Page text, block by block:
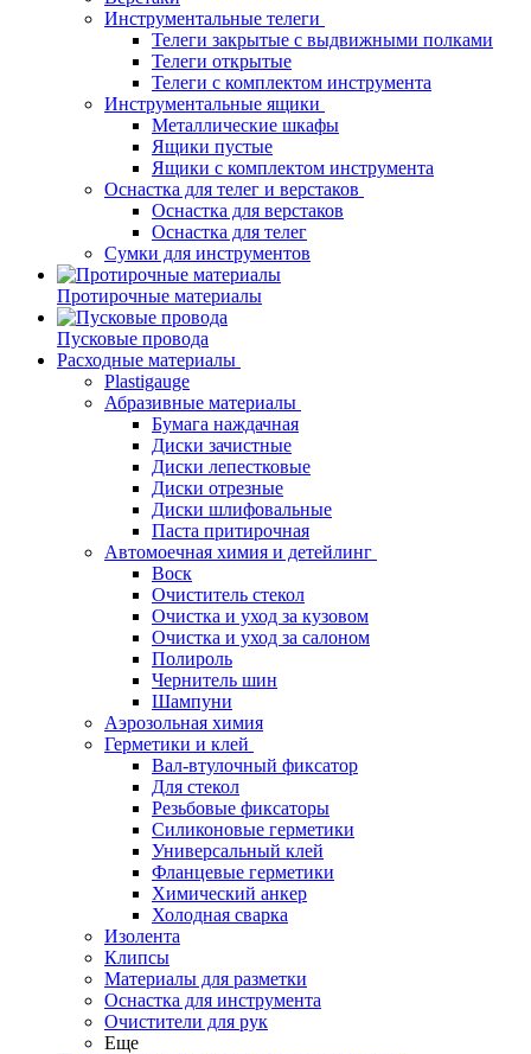
Инструментальные телеги
Телеги закрытые с выдвижными полками
Телеги открытые
Телеги с комплектом инструмента
Инструментальные ящики
Металлические шкафы
Ящики пустые
Ящики с комплектом инструмента
Оснастка для телег и верстаков
Оснастка для верстаков
Оснастка для телег
Сумки для инструментов
Протирочные материалы
Пусковые провода
Расходные материалы
Plastigauge
Абразивные материалы
Бумага наждачная
Диски зачистные
Диски лепестковые
Диски отрезные
Диски шлифовальные
Паста притирочная
Автомоечная химия и детейлинг
Воск
Очиститель стекол
Очистка и уход за кузовом
Очистка и уход за салоном
Полироль
Чернитель шин
Шампуни
Аэрозольная химия
Герметики и клей
Вал-втулочный фиксатор
Для стекол
Резьбовые фиксаторы
Силиконовые герметики
Универсальный клей
Фланцевые герметики
Химический анкер
Холодная сварка
Изолента
Клипсы
Материалы для разметки
Оснастка для инструмента
Очистители для рук
Еще